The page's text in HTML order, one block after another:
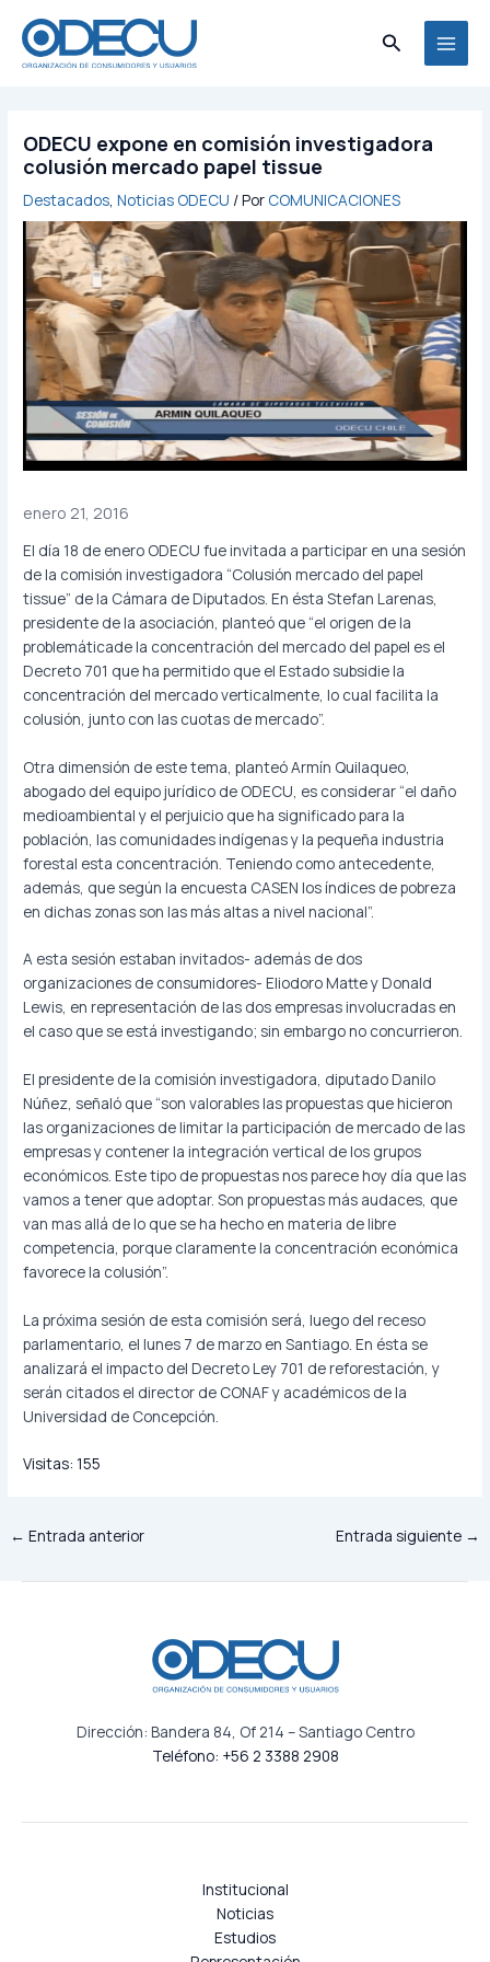
contenido
Buscar
ODECU expone en comisión investigadora
colusión mercado papel tissue
Destacados,Noticias ODECU / Por COMUNICACIONES
enero 21, 2016
El día 18 de enero ODECU fue invitada a participar en una sesión
de la comisión investigadora “Colusión mercado del papel
tissue” de la Cámara de Diputados. En ésta Stefan Larenas,
presidente de la asociación, planteó que “el origen de la
problemáticade la concentración del mercado del papel es el
Decreto 701 que ha permitido que el Estado subsidie la
concentración del mercado verticalmente, lo cual facilita la
colusión, junto con las cuotas de mercado”.
Otra dimensión de este tema, planteó Armín Quilaqueo,
abogado del equipo jurídico de ODECU, es considerar “el daño
medioambiental y el perjuicio que ha significado para la
población, las comunidades indígenas y la pequeña industria
forestal esta concentración. Teniendo como antecedente,
además, que según la encuesta CASEN los índices de pobreza
en dichas zonas son las más altas a nivel nacional”.
A esta sesión estaban invitados- además de dos
organizaciones de consumidores- Eliodoro Matte y Donald
Lewis, en representación de las dos empresas involucradas en
el caso que se está investigando; sin embargo no concurrieron.
El presidente de la comisión investigadora, diputado Danilo
Núñez, señaló que “son valorables las propuestas que hicieron
las organizaciones de limitar la participación de mercado de las
empresas y contener la integración vertical de los grupos
económicos. Este tipo de propuestas nos parece hoy día que las
vamos a tener que adoptar. Son propuestas más audaces, que
van mas allá de lo que se ha hecho en materia de libre
competencia, porque claramente la concentración económica
favorece la colusión”.
La próxima sesión de esta comisión será, luego del receso
parlamentario, el lunes 7 de marzo en Santiago. En ésta se
analizará el impacto del Decreto Ley 701 de reforestación, y
serán citados el director de CONAF y académicos de la
Universidad de Concepción.
Visitas: 155
← Entrada anterior Entrada siguiente →
Dirección: Bandera 84, Of 214 – Santiago Centro
Teléfono: +56 2 3388 2908
Institucional
Noticias
Estudios